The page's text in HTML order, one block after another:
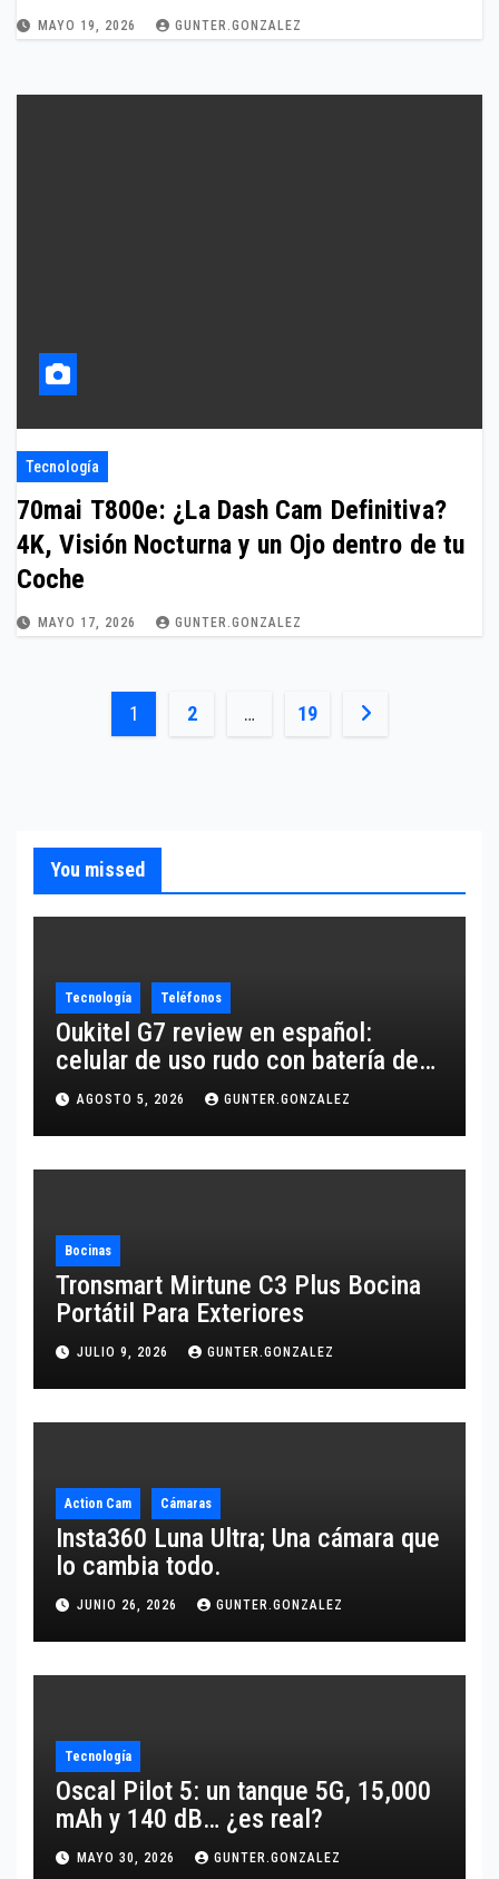
MAYO 19, 2026 GUNTER.GONZALEZ
Tecnología
70mai T800e: ¿La Dash Cam Definitiva?
4K, Visión Nocturna y un Ojo dentro de tu
Coche
MAYO 17, 2026 GUNTER.GONZALEZ
Paginación
1 2 … 19
You missed
Tecnología Teléfonos
Oukitel G7 review en español:
celular de uso rudo con batería de
10,600 mAh
AGOSTO 5, 2026 GUNTER.GONZALEZ
Bocinas
Tronsmart Mirtune C3 Plus Bocina
Portátil Para Exteriores
JULIO 9, 2026 GUNTER.GONZALEZ
Action Cam Cámaras
Insta360 Luna Ultra; Una cámara que
lo cambia todo.
JUNIO 26, 2026 GUNTER.GONZALEZ
Tecnología
Oscal Pilot 5: un tanque 5G, 15,000
mAh y 140 dB… ¿es real?
MAYO 30, 2026 GUNTER.GONZALEZ